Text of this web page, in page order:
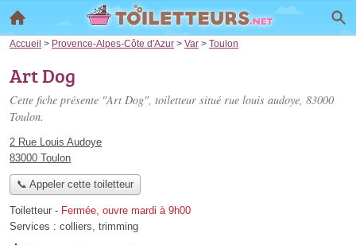
Accueil > Provence-Alpes-Côte d'Azur > Var > Toulon
Art Dog
Cette fiche présente "Art Dog", toiletteur situé rue louis audoye, 83000
Toulon.
2 Rue Louis Audoye
83000 Toulon
📞 Appeler cette toiletteur
Toiletteur - Fermée, ouvre mardi à 9h00
Services : colliers, trimming